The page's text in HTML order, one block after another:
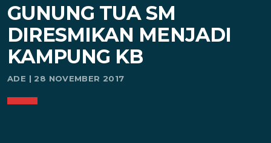
GUNUNG TUA SM
DIRESMIKAN MENJADI
KAMPUNG KB
ADE | 28 NOVEMBER 2017